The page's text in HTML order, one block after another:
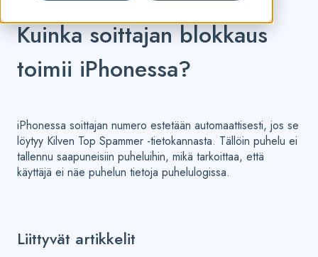
Kuinka soittajan blokkaus
toimii iPhonessa?
iPhonessa soittajan numero estetään automaattisesti, jos se
löytyy Kilven Top Spammer -tietokannasta. Tällöin puhelu ei
tallennu saapuneisiin puheluihin, mikä tarkoittaa, että
käyttäjä ei näe puhelun tietoja puhelulogissa.
Liittyvät artikkelit